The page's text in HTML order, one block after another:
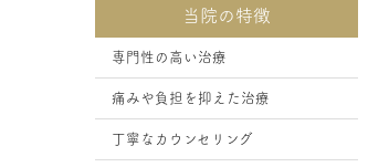
当院の特徴
専門性の高い治療
痛みや負担を抑えた治療
丁寧なカウンセリング